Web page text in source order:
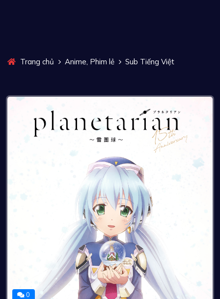
Trang chủ Anime, Phim lẻ Sub Tiếng Việt
0